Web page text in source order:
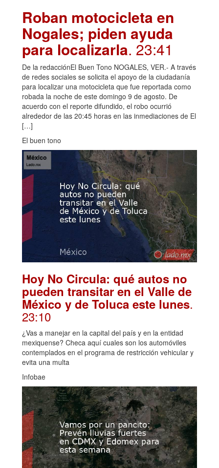
Roban motocicleta en
Nogales; piden ayuda
para localizarla. 23:41
De la redacciónEl Buen Tono NOGALES, VER.- A través
de redes sociales se solicita el apoyo de la ciudadanía
para localizar una motocicleta que fue reportada como
robada la noche de este domingo 9 de agosto. De
acuerdo con el reporte difundido, el robo ocurrió
alrededor de las 20:45 horas en las inmediaciones de El
[…]
El buen tono
Hoy No Circula: qué autos no
pueden transitar en el Valle de
México y de Toluca este lunes.
23:10
¿Vas a manejar en la capital del país y en la entidad
mexiquense? Checa aquí cuales son los automóviles
contemplados en el programa de restricción vehicular y
evita una multa
Infobae